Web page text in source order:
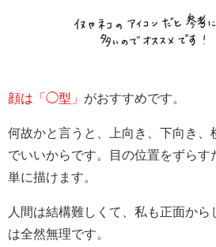
顔は「◯型」 がおすすめです。
何故かと言うと、上向き、下向き、
でいいからです。目の位置をずらす
単に描けます。
人間は結構難しくて、私も正面か
は全然無理です。